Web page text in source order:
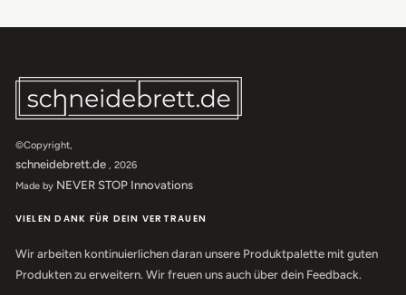
©Copyright,
schneidebrett.de, 2026
Made by NEVER STOP Innovations
VIELEN DANK FÜR DEIN VERTRAUEN
Wir arbeiten kontinuierlichen daran unsere Produktpalette mit guten
Produkten zu erweitern. Wir freuen uns auch über dein Feedback.